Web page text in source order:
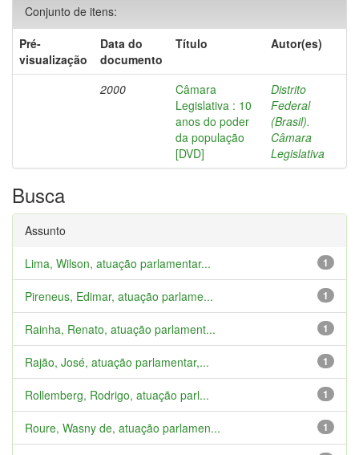
Conjunto de itens:
Pré-
visualização
Data do
documento
Título Autor(es)
2000
Câmara
Legislativa : 10
anos do poder
da população
[DVD]
Distrito
Federal
(Brasil).
Câmara
Legislativa
Busca
Assunto
1
Lima, Wilson, atuação parlamentar...
1
Pireneus, Edimar, atuação parlame...
1
Rainha, Renato, atuação parlament...
1
Rajão, José, atuação parlamentar,...
1
Rollemberg, Rodrigo, atuação parl...
1
Roure, Wasny de, atuação parlamen...